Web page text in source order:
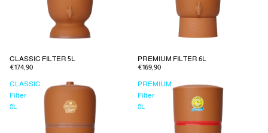
CLASSIC FILTER 5L
€174,90
PREMIUM FILTER 6L
€169,90
CLASSIC
Filter
8L
PREMIUM
Filter
8L